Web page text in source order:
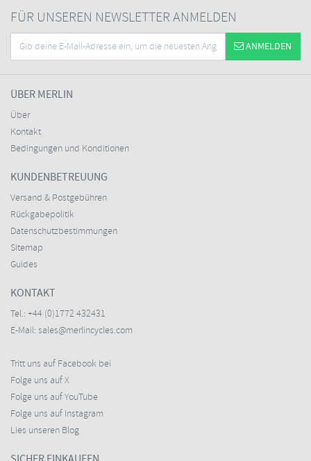
FÜR UNSEREN NEWSLETTER ANMELDEN
ANMELDEN
ÜBER MERLIN
Über
Kontakt
Bedingungen und Konditionen
KUNDENBETREUUNG
Versand & Postgebühren
Rückgabepolitik
Datenschutzbestimmungen
Sitemap
Guides
KONTAKT
Tel.: +44 (0)1772 432431
E-Mail: sales@merlincycles.com
Tritt uns auf Facebook bei
Folge uns auf X
Folge uns auf YouTube
Folge uns auf Instagram
Lies unseren Blog